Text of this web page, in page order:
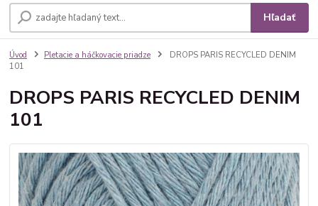
Hľadať
Úvod Pletacie a háčkovacie priadze
DROPS PARIS RECYCLED DENIM
101
DROPS PARIS RECYCLED DENIM
101